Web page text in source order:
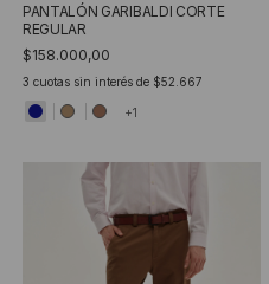
PANTALÓN GARIBALDI CORTE
REGULAR
$158.000,00
3 cuotas sin interés de $52.667
+1